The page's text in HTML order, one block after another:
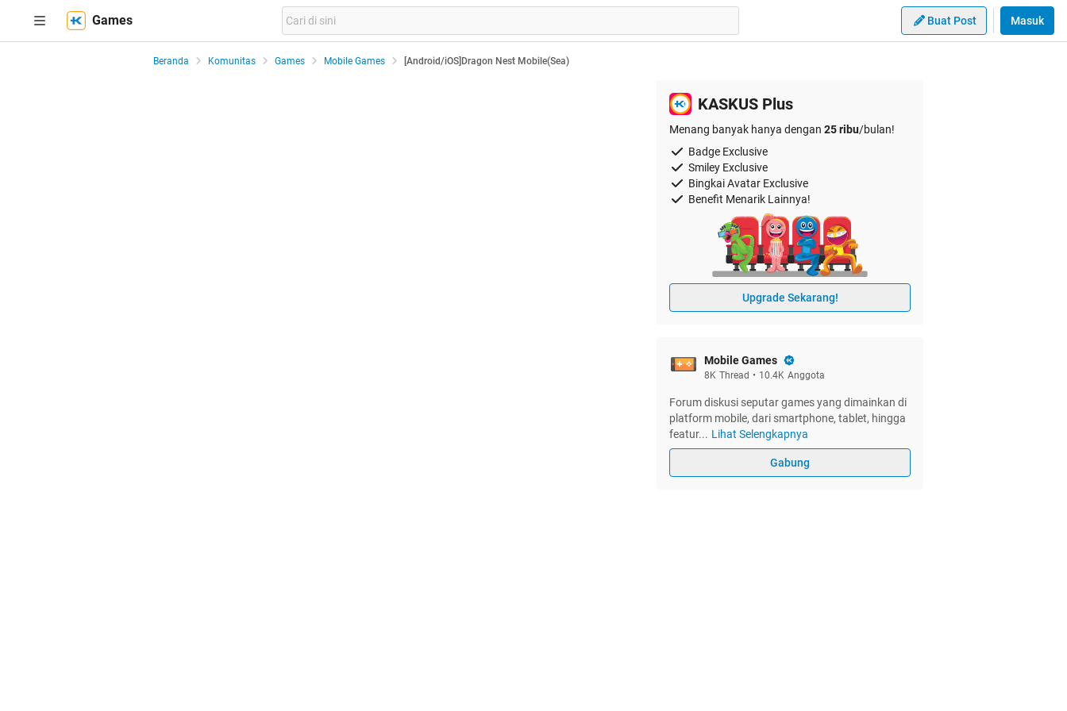
Games Buat Post Masuk
Beranda Komunitas Games Mobile Games [Android/iOS]Dragon Nest Mobile(Sea)
KASKUS Plus
Menang banyak hanya dengan 25 ribu/bulan!
Badge Exclusive
Smiley Exclusive
Bingkai Avatar Exclusive
Benefit Menarik Lainnya!
Upgrade Sekarang!
Mobile Games
8K Thread • 10.4K Anggota
Forum diskusi seputar games yang dimainkan di
platform mobile, dari smartphone, tablet, hingga
featur... Lihat Selengkapnya
Gabung